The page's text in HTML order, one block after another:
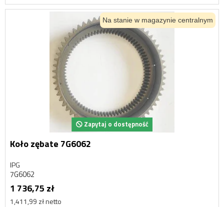
Na stanie w magazynie centralnym
Zapytaj o dostępność
Koło zębate 7G6062
IPG
7G6062
1 736,75 zł
1,411,99 zł netto